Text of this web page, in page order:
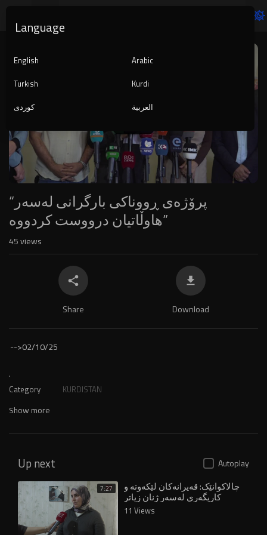
Player
“پرۆژەی ڕووناکی بارگرانی لەسەر
هاوڵاتیان درووست کردووە”
45views
Share Download
-->02/10/25
.
Category KURDISTAN
Show more
Up next Autoplay
7:27 چالاکوانێک: قەیرانەکان لێکەوتە و
کاریگەری لەسەر ژنان زیاتر
درووستکردووە
11 Views
Language
English
Arabic
Turkish
Kurdi
کوردی
العربية